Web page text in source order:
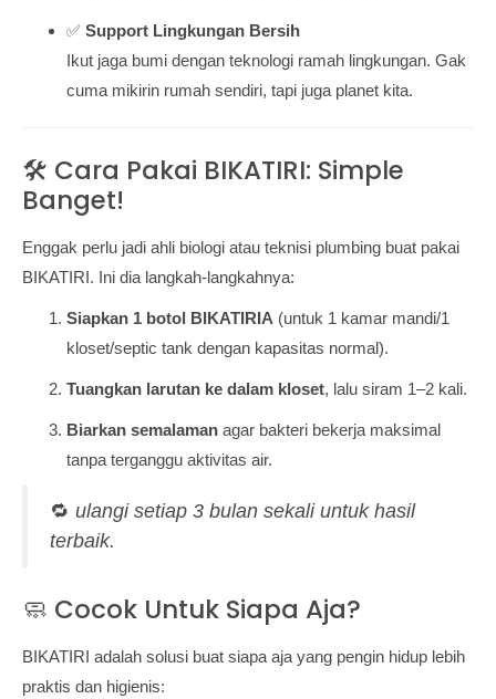
✅ Support Lingkungan Bersih
Ikut jaga bumi dengan teknologi ramah lingkungan. Gak
cuma mikirin rumah sendiri, tapi juga planet kita.
🛠️ Cara Pakai BIKATIRI: Simple
Banget!
Enggak perlu jadi ahli biologi atau teknisi plumbing buat pakai
BIKATIRI. Ini dia langkah-langkahnya:
Siapkan 1 botol BIKATIRIA (untuk 1 kamar mandi/1
kloset/septic tank dengan kapasitas normal).
Tuangkan larutan ke dalam kloset, lalu siram 1–2 kali.
Biarkan semalaman agar bakteri bekerja maksimal
tanpa terganggu aktivitas air.
🔁 ulangi setiap 3 bulan sekali untuk hasil
terbaik.
🧼 Cocok Untuk Siapa Aja?
BIKATIRI adalah solusi buat siapa aja yang pengin hidup lebih
praktis dan higienis: